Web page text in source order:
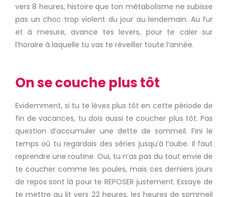
vers 8 heures, histoire que ton métabolisme ne subisse
pas un choc trop violent du jour au lendemain. Au fur
et à mesure, avance tes levers, pour te caler sur
l’horaire à laquelle tu vas te réveiller toute l’année.
On se couche plus tôt
Evidemment, si tu te lèves plus tôt en cette période de
fin de vacances, tu dois aussi te coucher plus tôt. Pas
question d’accumuler une dette de sommeil. Fini le
temps où tu regardais des séries jusqu’à l’aube. Il faut
reprendre une routine. Oui, tu n’as pas du tout envie de
te coucher comme les poules, mais ces derniers jours
de repos sont là pour te REPOSER justement. Essaye de
te mettre au lit vers 22 heures, les heures de sommeil